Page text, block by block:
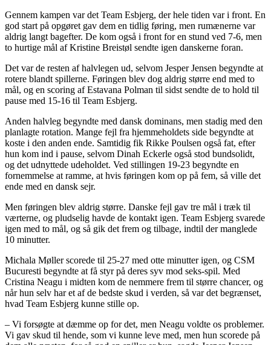
Gennem kampen var det Team Esbjerg, der hele tiden var i front. En
god start på opgøret gav dem en tidlig føring, men rumænerne var
aldrig langt bagefter. De kom også i front for en stund ved 7-6, men
to hurtige mål af Kristine Breistøl sendte igen danskerne foran.
Det var de resten af halvlegen ud, selvom Jesper Jensen begyndte at
rotere blandt spillerne. Føringen blev dog aldrig større end med to
mål, og en scoring af Estavana Polman til sidst sendte de to hold til
pause med 15-16 til Team Esbjerg.
Anden halvleg begyndte med dansk dominans, men stadig med den
planlagte rotation. Mange fejl fra hjemmeholdets side begyndte at
koste i den anden ende. Samtidig fik Rikke Poulsen også fat, efter
hun kom ind i pause, selvom Dinah Eckerle også stod bundsolidt,
og det udnyttede udeholdet. Ved stillingen 19-23 begyndte en
fornemmelse at ramme, at hvis føringen kom op på fem, så ville det
ende med en dansk sejr.
Men føringen blev aldrig større. Danske fejl gav tre mål i træk til
værterne, og pludselig havde de kontakt igen. Team Esbjerg svarede
igen med to mål, og så gik det frem og tilbage, indtil der manglede
10 minutter.
Michala Møller scorede til 25-27 med otte minutter igen, og CSM
Bucuresti begyndte at få styr på deres syv mod seks-spil. Med
Cristina Neagu i midten kom de nemmere frem til større chancer, og
når hun selv har et af de bedste skud i verden, så var det begrænset,
hvad Team Esbjerg kunne stille op.
– Vi forsøgte at dæmme op for det, men Neagu voldte os problemer.
Vi gav skud til hende, som vi kunne leve med, men hun scorede på